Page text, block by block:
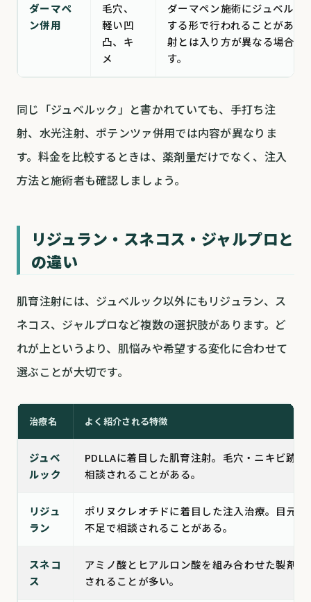
ダーマペ
ン併用
毛穴、
軽い凹
凸、キ
メ
ダーマペン施術にジュベルッ
する形で行われることがあり
射とは入り方が異なる場合が
す。
同じ「ジュベルック」と書かれていても、手打ち注
射、水光注射、ポテンツァ併用では内容が異なりま
す。料金を比較するときは、薬剤量だけでなく、注入
方法と施術者も確認しましょう。
リジュラン・スネコス・ジャルプロと
の違い
肌育注射には、ジュベルック以外にもリジュラン、ス
ネコス、ジャルプロなど複数の選択肢があります。ど
れが上というより、肌悩みや希望する変化に合わせて
選ぶことが大切です。
治療名 よく紹介される特徴
ジュベ
ルック
PDLLAに着目した肌育注射。毛穴・ニキビ跡
相談されることがある。
リジュ
ラン
ポリヌクレオチドに着目した注入治療。目元
不足で相談されることがある。
スネコ
ス
アミノ酸とヒアルロン酸を組み合わせた製剤
されることが多い。